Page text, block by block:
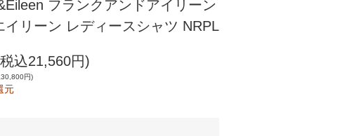
フランクアンドアイリーン
イリーン レディースシャツ NRPL
込21,560円)
円)
元